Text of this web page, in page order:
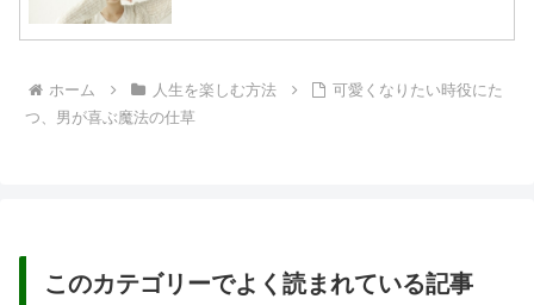
ホーム 人生を楽しむ方法
可愛くなりたい時役にた
つ、男が喜ぶ魔法の仕草
このカテゴリーでよく読まれている記事